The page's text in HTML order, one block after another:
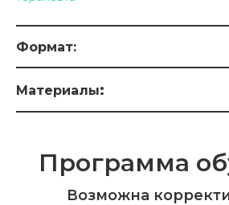
Формат:
Материалы:
Программа
Возможна